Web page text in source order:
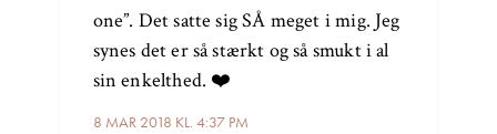
8 MAR 2018 KL. 4:37 PM
one”. Det satte sig SÅ meget i mig. Jeg
synes det er så stærkt og så smukt i al
sin enkelthed. ❤️